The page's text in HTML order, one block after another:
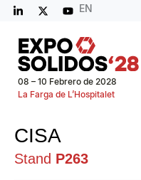
EN
08 – 10 Febrero de 2028
La Farga de L’Hospitalet
CISA
Stand P263